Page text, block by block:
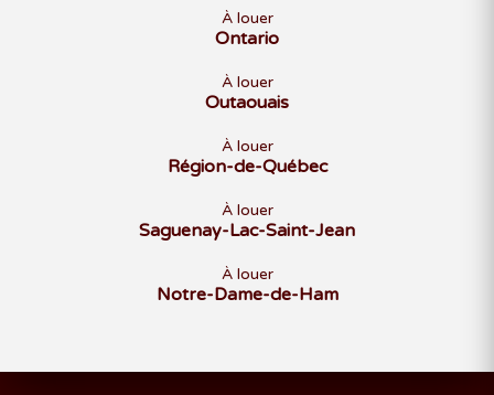
À louer
Ontario
À louer
Outaouais
À louer
Région-de-Québec
À louer
Saguenay-Lac-Saint-Jean
À louer
Notre-Dame-de-Ham